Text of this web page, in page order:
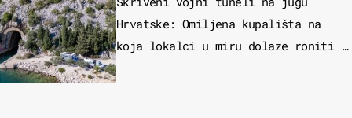
Hrvatske: Omiljena kupališta na
koja lokalci u miru dolaze roniti i